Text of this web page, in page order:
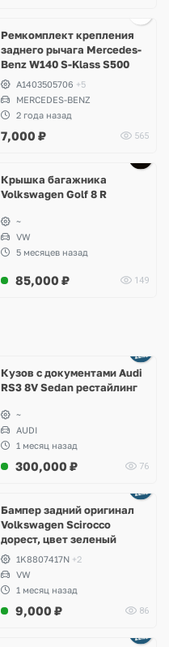
Ремкомплект крепления
заднего рычага Mercedes-
Benz W140 S-Klass S500
A1403505706 +5
MERCEDES-BENZ
2 года назад
7,000 ₽ 565
Крышка багажника
Volkswagen Golf 8 R
~
VW
5 месяцев назад
85,000 ₽ 149
Кузов с документами Audi
RS3 8V Sedan рестайлинг
~
AUDI
1 месяц назад
300,000 ₽ 76
Бампер задний оригинал
Volkswagen Scirocco
дорест, цвет зеленый
1K8807417N +2
VW
1 месяц назад
9,000 ₽ 86